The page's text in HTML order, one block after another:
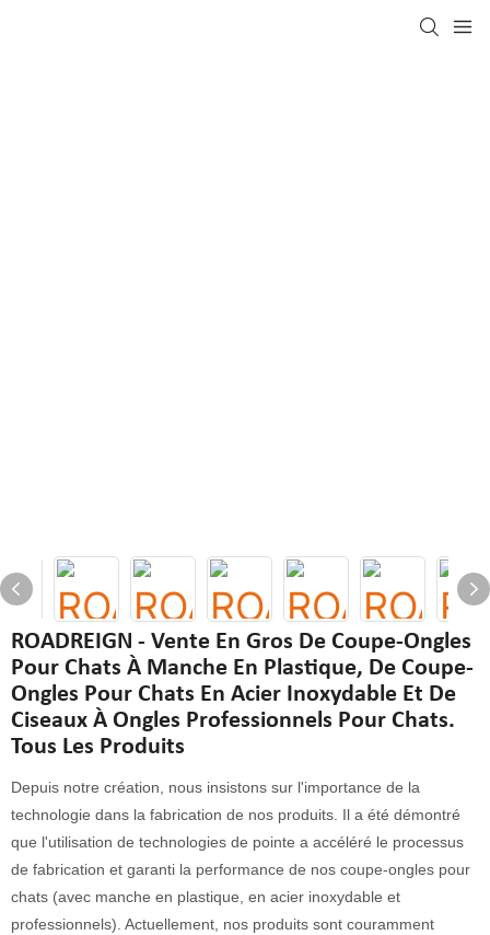
ROADREIGN - Vente En Gros De Coupe-Ongles
Pour Chats À Manche En Plastique, De Coupe-
Ongles Pour Chats En Acier Inoxydable Et De
Ciseaux À Ongles Professionnels Pour Chats.
Tous Les Produits
Depuis notre création, nous insistons sur l'importance de la
technologie dans la fabrication de nos produits. Il a été démontré
que l'utilisation de technologies de pointe a accéléré le processus
de fabrication et garanti la performance de nos coupe-ongles pour
chats (avec manche en plastique, en acier inoxydable et
professionnels). Actuellement, nos produits sont couramment